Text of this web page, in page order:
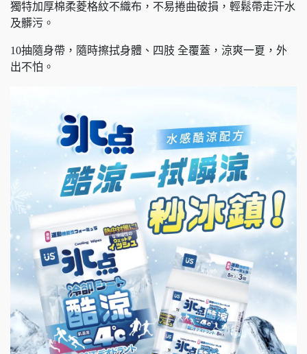
獨特加厚棉柔菱格紋不織布，不易捲曲破損，輕鬆帶走汗水
及髒污。
10抽隨身帶，隨時擦拭身體、四肢 全覆蓋，涼爽一夏，外
出不怕。